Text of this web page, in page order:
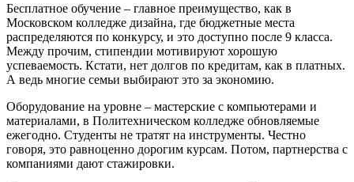
Бесплатное обучение – главное преимущество, как в
Московском колледже дизайна, где бюджетные места
распределяются по конкурсу, и это доступно после 9 класса.
Между прочим, стипендии мотивируют хорошую
успеваемость. Кстати, нет долгов по кредитам, как в платных.
А ведь многие семьи выбирают это за экономию.
Оборудование на уровне – мастерские с компьютерами и
материалами, в Политехническом колледже обновляемые
ежегодно. Студенты не тратят на инструменты. Честно
говоря, это равноценно дорогим курсам. Потом, партнерства с
компаниями дают стажировки.